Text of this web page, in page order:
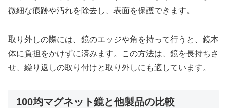
微細な痕跡や汚れを除去し、表面を保護できます。
取り外しの際には、鏡のエッジや角を持って行うと、鏡本
体に負担をかけずに済みます。この方法は、鏡を長持ちさ
せ、繰り返しの取り付けと取り外しにも適しています。
100均マグネット鏡と他製品の比較